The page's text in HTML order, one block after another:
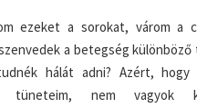
ezeket a sorokat, várom a
a betegség
hálát adni? Azért, hogy
tüneteim, nem vagyok